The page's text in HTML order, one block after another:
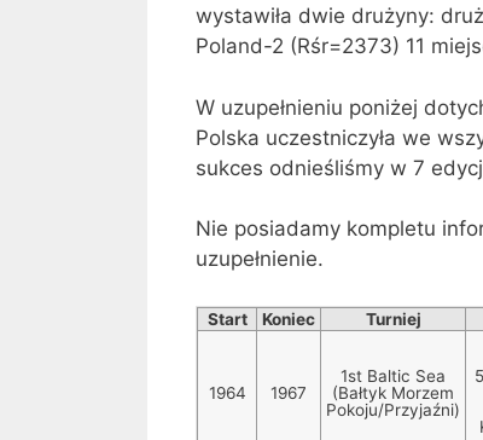
wystawiła dwie drużyny:
Poland-2 (Rśr=2373) 11
W uzupełnieniu poniżej
Polska uczestniczyła we
sukces odnieśliśmy w 7
Nie posiadamy kompletu
uzupełnienie.
Start Koniec Turniej
1964 1967
1st Baltic Sea
(Bałtyk Morzem
Pokoju/Przyjaźni)